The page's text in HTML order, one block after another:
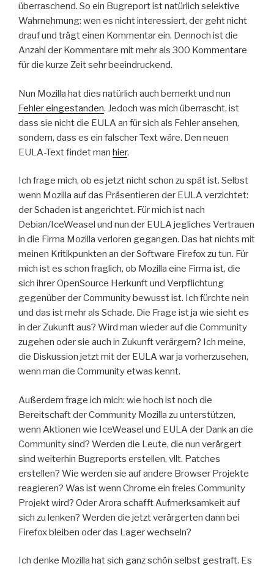
überraschend. So ein Bugreport ist natürlich selektive
Wahrnehmung: wen es nicht interessiert, der geht nicht
drauf und trägt einen Kommentar ein. Dennoch ist die
Anzahl der Kommentare mit mehr als 300 Kommentare
für die kurze Zeit sehr beeindruckend.
Nun Mozilla hat dies natürlich auch bemerkt und nun
Fehler eingestanden. Jedoch was mich überrascht, ist
dass sie nicht die EULA an für sich als Fehler ansehen,
sondern, dass es ein falscher Text wäre. Den neuen
EULA-Text findet man hier.
Ich frage mich, ob es jetzt nicht schon zu spät ist. Selbst
wenn Mozilla auf das Präsentieren der EULA verzichtet:
der Schaden ist angerichtet. Für mich ist nach
Debian/IceWeasel und nun der EULA jegliches Vertrauen
in die Firma Mozilla verloren gegangen. Das hat nichts mit
meinen Kritikpunkten an der Software Firefox zu tun. Für
mich ist es schon fraglich, ob Mozilla eine Firma ist, die
sich ihrer OpenSource Herkunft und Verpflichtung
gegenüber der Community bewusst ist. Ich fürchte nein
und das ist mehr als Schade. Die Frage ist ja wie sieht es
in der Zukunft aus? Wird man wieder auf die Community
zugehen oder sie auch in Zukunft verärgern? Ich meine,
die Diskussion jetzt mit der EULA war ja vorherzusehen,
wenn man die Community etwas kennt.
Außerdem frage ich mich: wie hoch ist noch die
Bereitschaft der Community Mozilla zu unterstützen,
wenn Aktionen wie IceWeasel und EULA der Dank an die
Community sind? Werden die Leute, die nun verärgert
sind weiterhin Bugreports erstellen, vllt. Patches
erstellen? Wie werden sie auf andere Browser Projekte
reagieren? Was ist wenn Chrome ein freies Community
Projekt wird? Oder Arora schafft Aufmerksamkeit auf
sich zu lenken? Werden die jetzt verärgerten dann bei
Firefox bleiben oder das Lager wechseln?
Ich denke Mozilla hat sich ganz schön selbst gestraft. Es